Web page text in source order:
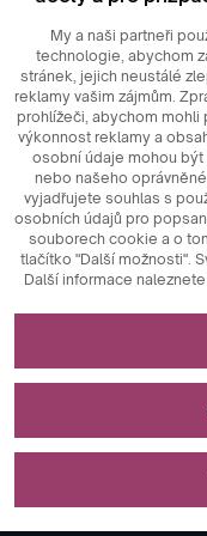
© 2026
My a naši partneři
technologie, abychom
stránek, jejich neustálé
reklamy vašim zájmům.
prohlížeči, abychom mohli
výkonnost reklamy a
osobní údaje mohou být
nebo našeho
vyjadřujete souhlas s
osobních údajů pro
souborech cookie a o
tlačítko "Další možnosti".
Další informace
Nezbytné pro
Technicky nezbytné
které zajišťují správné
mezi ně identifikátory
rozpoznat vás při
košíky a přihlašovací
ukládají preference
webových stránkách.
návštěvnost
výkonnost. Analytické
Marketingové soubory
personalizaci a